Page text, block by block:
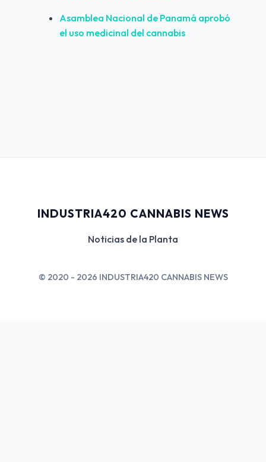
Asamblea Nacional de Panamá aprobó
el uso medicinal del cannabis
INDUSTRIA420 CANNABIS NEWS
Noticias de la Planta
© 2020 - 2026 INDUSTRIA420 CANNABIS NEWS